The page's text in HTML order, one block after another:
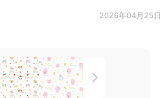
2026年04月25日